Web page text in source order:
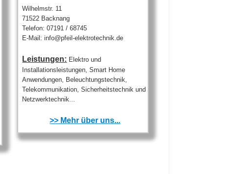
Wilhelmstr. 11
71522 Backnang
Telefon: 07191 / 68745
E-Mail: info@pfeil-elektrotechnik.de
Leistungen: Elektro und
Installationsleistungen, Smart Home
Anwendungen, Beleuchtungstechnik,
Telekommunikation, Sicherheitstechnik und
Netzwerktechnik...
>> Mehr über uns...